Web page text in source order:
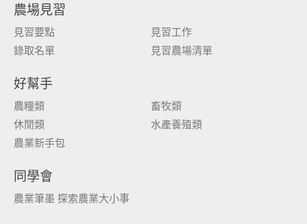
農場見習
見習要點
見習工作
錄取名單
見習農場清單
好幫手
農糧類
畜牧類
休閒類
水產養殖類
農業新手包
同學會
農業筆墨 探索農業大小事